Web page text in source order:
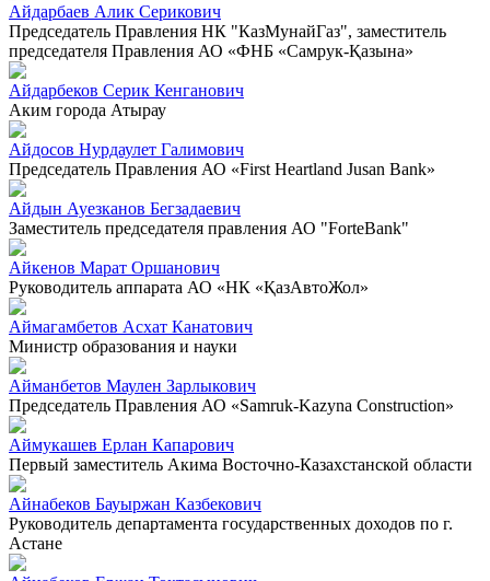
Айдарбаев Алик Серикович
Председатель Правления НК "КазМунайГаз", заместитель
председателя Правления АО «ФНБ «Самрук-Қазына»
Айдарбеков Серик Кенганович
Аким города Атырау
Айдосов Нурдаулет Галимович
Председатель Правления АО «First Heartland Jusan Bank»
Айдын Ауезканов Бегзадаевич
Заместитель председателя правления АО "ForteBank"
Айкенов Марат Оршанович
Руководитель аппарата АО «НК «ҚазАвтоЖол»
Аймагамбетов Асхат Канатович
Министр образования и науки
Айманбетов Маулен Зарлыкович
Председатель Правления АО «Samruk-Kazyna Construction»
Аймукашев Ерлан Капарович
Первый заместитель Акима Восточно-Казахстанской области
Айнабеков Бауыржан Казбекович
Руководитель департамента государственных доходов по г.
Астане